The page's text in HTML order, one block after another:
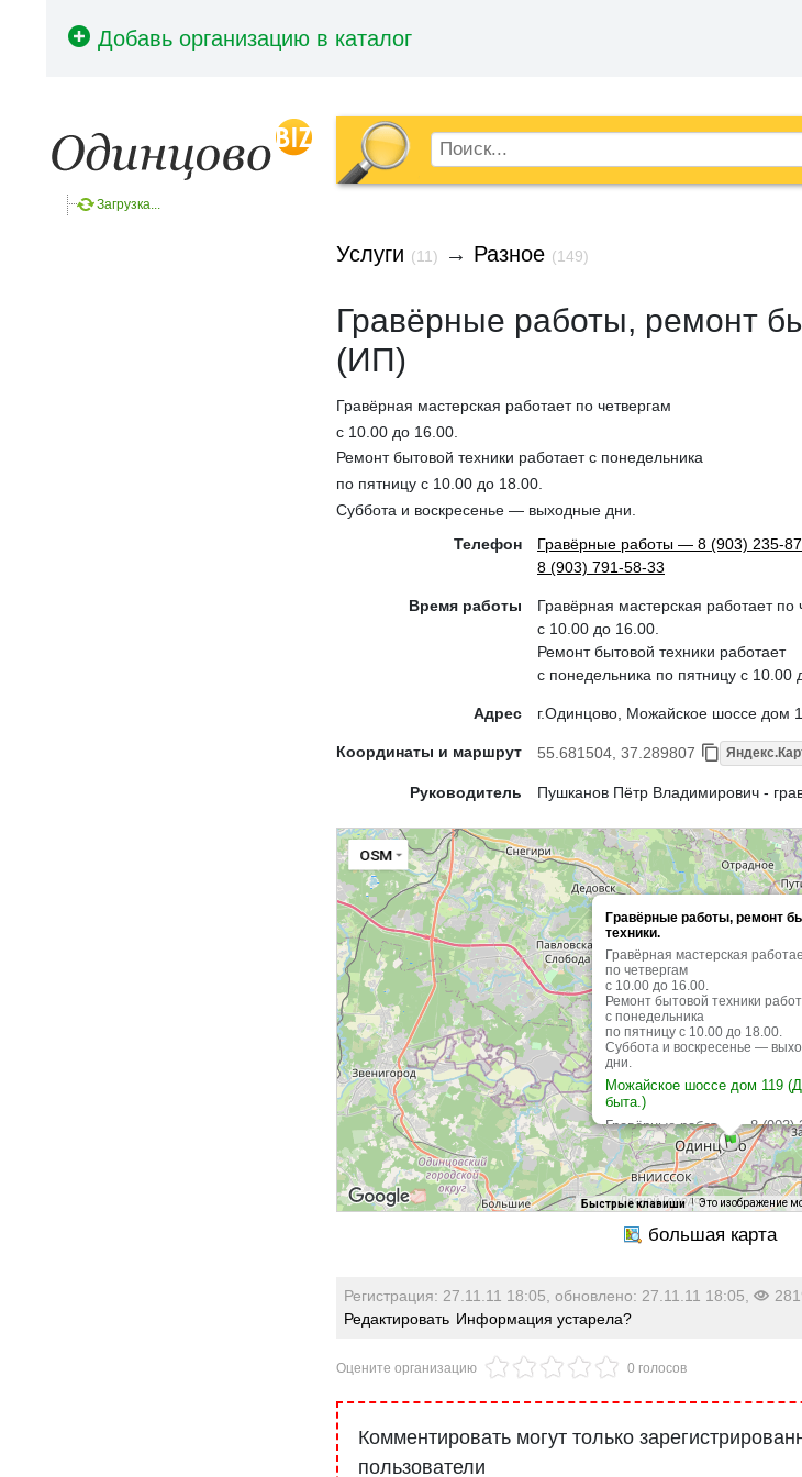
Загрузка...
Услуги (11) → Разное (149)
Гравёрные работы, ремонт
(ИП)
Гравёрная мастерская работает по четвергам
с 10.00 до 16.00.
Ремонт бытовой техники работает с понедельника
по пятницу с 10.00 до 18.00.
Суббота и воскресенье — выходные дни.
Телефон
Гравёрные работы — 8 (903) 235-
8 (903) 791-58-33
Время работы
Гравёрная мастерская работает по
с 10.00 до 16.00.
Ремонт бытовой техники работает
с понедельника по пятницу с 10.00
Адрес г.Одинцово, Можайское шоссе дом
Координаты и маршрут 55.681504, 37.289807
Руководитель Пушканов Пётр Владимирович -
Гравёрные работы, ремонт
техники.
Гравёрная мастерская
по четвергам
с 10.00 до 16.00.
Ремонт бытовой техники
с понедельника
по пятницу с 10.00 до 18.00.
Суббота и воскресенье —
дни.
Можайское шоссе дом 119
быта.)
Гравёрные работы — 8 (903)
35
Гравёрная мастерская
четвергам с 10.00 до 16.00.
бытовой техники работает с
понедельника по пятницу с
18.00.
OSM
Быстрые клавиши Это изображение
Регистрация: 27.11.11 18:05, обновлено: 27.11.11 18:05,
Редактировать Информация устарела?
Оцените организацию 0 голосов
Комментировать могут только
пользователи